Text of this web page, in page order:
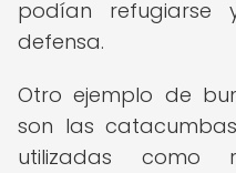
podían
defensa.
Otro ejemplo de
son las
utilizadas como